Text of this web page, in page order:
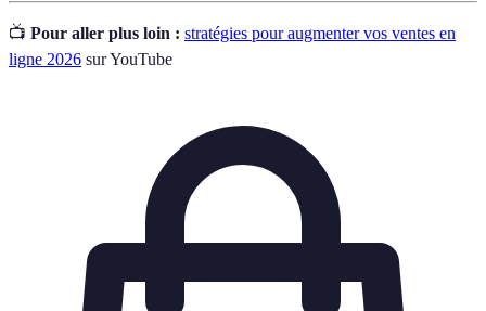
📺 Pour aller plus loin : stratégies pour augmenter vos ventes en
ligne 2026 sur YouTube